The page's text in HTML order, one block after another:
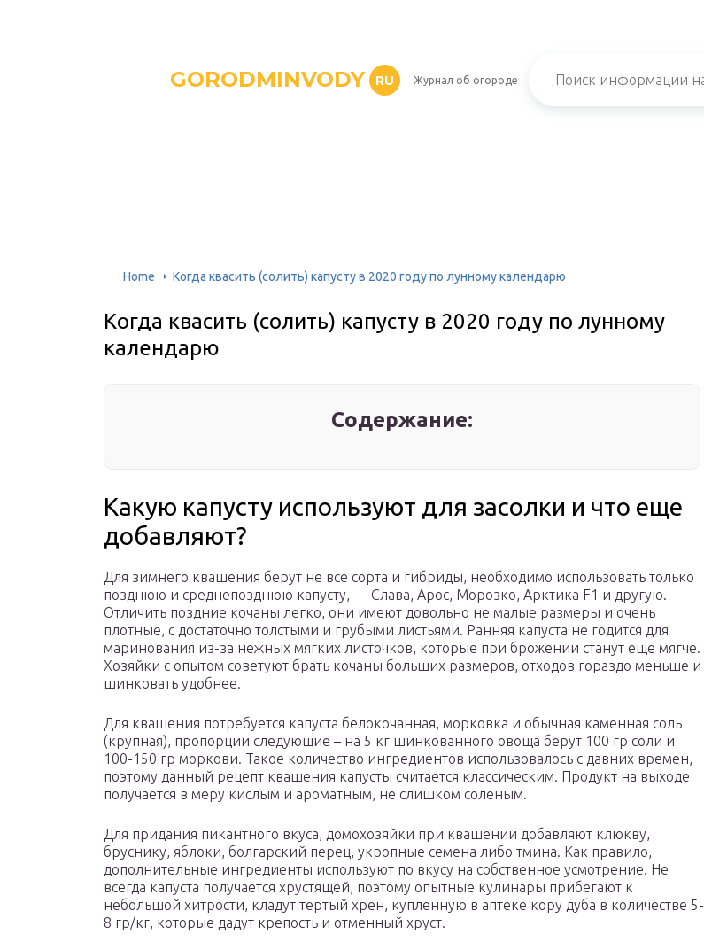
GORODMINVODY RU Журнал об огороде
Home Когда квасить (солить) капусту в 2020 году по лунному календарю
Когда квасить (солить) капусту в 2020 году по лунному
календарю
Содержание:
Какую капусту используют для засолки и что еще
добавляют?
Для зимнего квашения берут не все сорта и гибриды, необходимо использовать только
позднюю и среднепозднюю капусту, — Слава, Арос, Морозко, Арктика F1 и другую.
Отличить поздние кочаны легко, они имеют довольно не малые размеры и очень
плотные, с достаточно толстыми и грубыми листьями. Ранняя капуста не годится для
маринования из-за нежных мягких листочков, которые при брожении станут еще мягче.
Хозяйки с опытом советуют брать кочаны больших размеров, отходов гораздо меньше и
шинковать удобнее.
Для квашения потребуется капуста белокочанная, морковка и обычная каменная соль
(крупная), пропорции следующие – на 5 кг шинкованного овоща берут 100 гр соли и
100-150 гр моркови. Такое количество ингредиентов использовалось с давних времен,
поэтому данный рецепт квашения капусты считается классическим. Продукт на выходе
получается в меру кислым и ароматным, не слишком соленым.
Для придания пикантного вкуса, домохозяйки при квашении добавляют клюкву,
бруснику, яблоки, болгарский перец, укропные семена либо тмина. Как правило,
дополнительные ингредиенты используют по вкусу на собственное усмотрение. Не
всегда капуста получается хрустящей, поэтому опытные кулинары прибегают к
небольшой хитрости, кладут тертый хрен, купленную в аптеке кору дуба в количестве 5-
8 гр/кг, которые дадут крепость и отменный хруст.